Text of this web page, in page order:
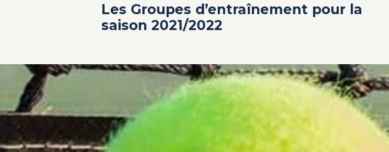
Les Groupes d’entraînement pour la
saison 2021/2022